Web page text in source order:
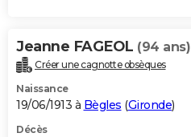
Jeanne FAGEOL (94 ans)
Créer une cagnotte obsèques
Naissance
19/06/1913 à Bègles (Gironde)
Décès